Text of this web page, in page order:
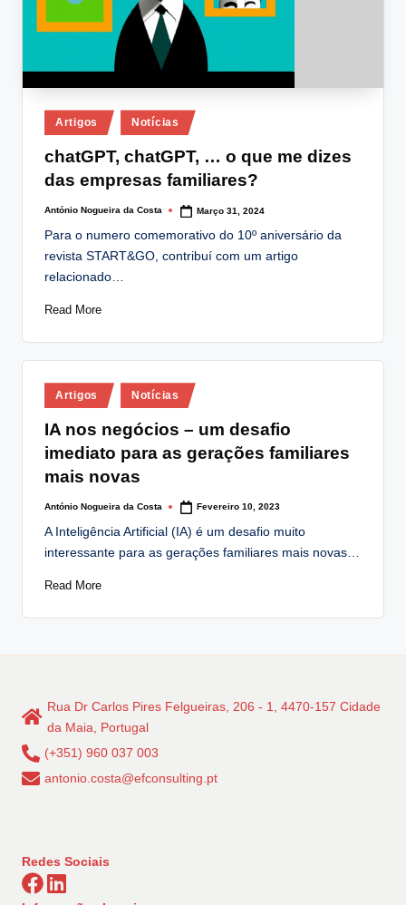
Posted
in
Artigos Notícias
chatGPT, chatGPT, … o que me dizes
das empresas familiares?
Posted
António Nogueira da Costa Março 31, 2024
Para o numero comemorativo do 10º aniversário da
revista START&GO, contribuí com um artigo
relacionado…
Read More
Posted
in
Artigos Notícias
IA nos negócios – um desafio
imediato para as gerações familiares
mais novas
Posted
António Nogueira da Costa Fevereiro 10, 2023
A Inteligência Artificial (IA) é um desafio muito
interessante para as gerações familiares mais novas…
Read More
Rua Dr Carlos Pires Felgueiras, 206 - 1, 4470-157 Cidade
da Maia, Portugal
(+351) 960 037 003
antonio.costa@efconsulting.pt
Redes Sociais